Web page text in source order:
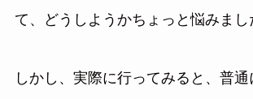
て、どうしようかちょっと悩みまし
しかし、実際に行ってみると、普通